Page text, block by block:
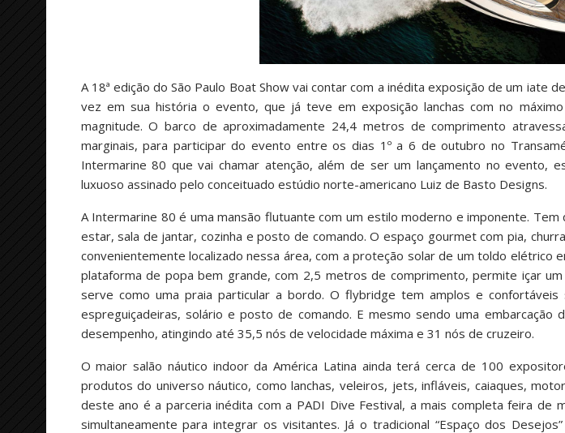
A 18ª edição do São Paulo Boat Show vai contar com a inédita exposição de um iate
vez em sua história o evento, que já teve em exposição lanchas com no
magnitude. O barco de aproximadamente 24,4 metros de comprimento
marginais, para participar do evento entre os dias 1º a 6 de outubro no
Intermarine 80 que vai chamar atenção, além de ser um lançamento no evento,
luxuoso assinado pelo conceituado estúdio norte-americano Luiz de Basto Designs.
A Intermarine 80 é uma mansão flutuante com um estilo moderno e imponente.
estar, sala de jantar, cozinha e posto de comando. O espaço gourmet com pia,
convenientemente localizado nessa área, com a proteção solar de um toldo elétrico
plataforma de popa bem grande, com 2,5 metros de comprimento, permite içar
serve como uma praia particular a bordo. O flybridge tem amplos e
espreguiçadeiras, solário e posto de comando. E mesmo sendo uma
desempenho, atingindo até 35,5 nós de velocidade máxima e 31 nós de cruzeiro.
O maior salão náutico indoor da América Latina ainda terá cerca de 100
produtos do universo náutico, como lanchas, veleiros, jets, infláveis, caiaques,
deste ano é a parceria inédita com a PADI Dive Festival, a mais completa feira de
simultaneamente para integrar os visitantes. Já o tradicional “Espaço dos